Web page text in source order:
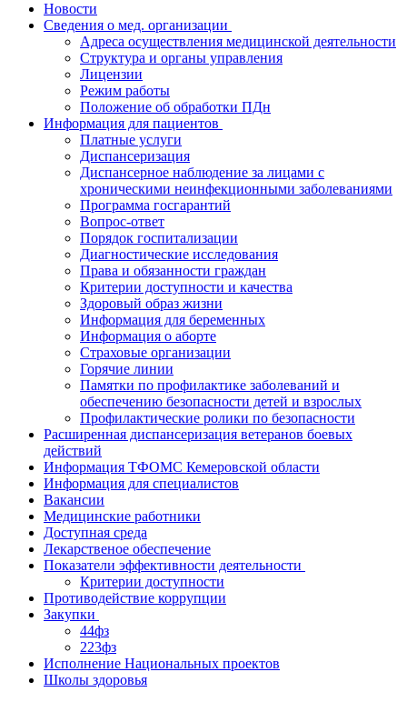
Новости
Сведения о мед. организации
Адреса осуществления медицинской деятельности
Структура и органы управления
Лицензии
Режим работы
Положение об обработки ПДн
Информация для пациентов
Платные услуги
Диспансеризация
Диспансерное наблюдение за лицами с
хроническими неинфекционными заболеваниями
Программа госгарантий
Вопрос-ответ
Порядок госпитализации
Диагностические исследования
Права и обязанности граждан
Критерии доступности и качества
Здоровый образ жизни
Информация для беременных
Информация о аборте
Страховые организации
Горячие линии
Памятки по профилактике заболеваний и
обеспечению безопасности детей и взрослых
Профилактические ролики по безопасности
Расширенная диспансеризация ветеранов боевых
действий
Информация ТФОМС Кемеровской области
Информация для специалистов
Вакансии
Медицинские работники
Доступная среда
Лекарственое обеспечение
Показатели эффективности деятельности
Критерии доступности
Противодействие коррупции
Закупки
44фз
223фз
Исполнение Национальных проектов
Школы здоровья